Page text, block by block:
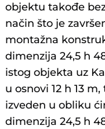
objektu takođe
način što je
montažna
dimenzija 24,5 h
istog objekta uz
u osnovi 12 h 13
izveden u obliku
dimenzija 24,5 h